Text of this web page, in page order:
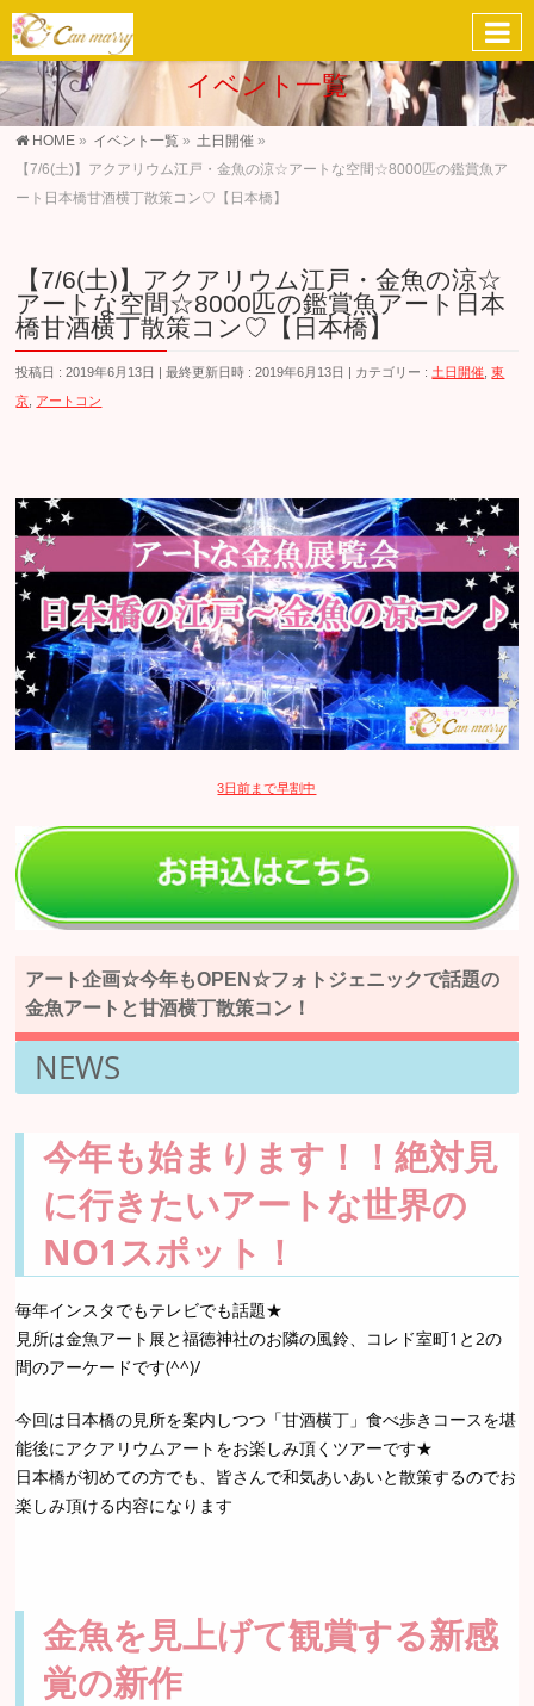
イベント一覧
HOME » イベント一覧 » 土日開催 »
【7/6(土)】アクアリウム江戸・金魚の涼☆アートな空間☆8000匹の鑑賞魚ア
ート日本橋甘酒横丁散策コン♡【日本橋】
【7/6(土)】アクアリウム江戸・金魚の涼☆
アートな空間☆8000匹の鑑賞魚アート日本
橋甘酒横丁散策コン♡【日本橋】
投稿日 : 2019年6月13日 最終更新日時 : 2019年6月13日 カテゴリー : 土日開催 ,東
京 アートコン
3日前まで早割中
アート企画☆今年もOPEN☆フォトジェニックで話題の
金魚アートと甘酒横丁散策コン！
NEWS
今年も始まります！！絶対見
に行きたいアートな世界の
NO1スポット！
毎年インスタでもテレビでも話題★
見所は金魚アート展と福徳神社のお隣の風鈴、コレド室町1と2の
間のアーケードです(^^)/
今回は日本橋の見所を案内しつつ「甘酒横丁」食べ歩きコースを堪
能後にアクアリウムアートをお楽しみ頂くツアーです★
日本橋が初めての方でも、皆さんで和気あいあいと散策するのでお
楽しみ頂ける内容になります
金魚を見上げて観賞する新感
覚の新作